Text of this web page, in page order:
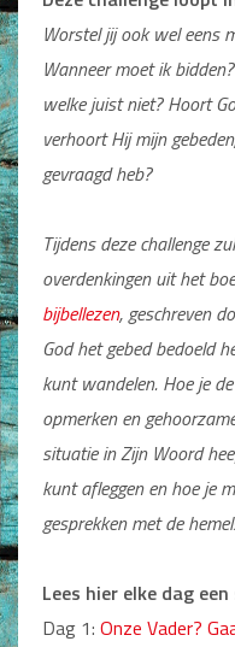
Man
Vrouw
Alle producten
Seksualiteit
Kinderboeken
Kinderbijbels
Voorlezen
Zelf lezen
Doeboeken
Alle producten
Cadeauboeken
Gideonietjes
Gebed
Worstel jij ook wel eens
Wanneer moet ik
welke juist niet? Hoort
verhoort Hij mijn
gevraagd heb?
Tijdens deze challenge
overdenkingen uit het
bijbellezen, geschreven
God het gebed bedoeld
kunt wandelen. Hoe je
opmerken en
situatie in Zijn Woord
kunt afleggen en hoe je
gesprekken met de
Lees hier elke dag
Dag 1: Onze Vader?